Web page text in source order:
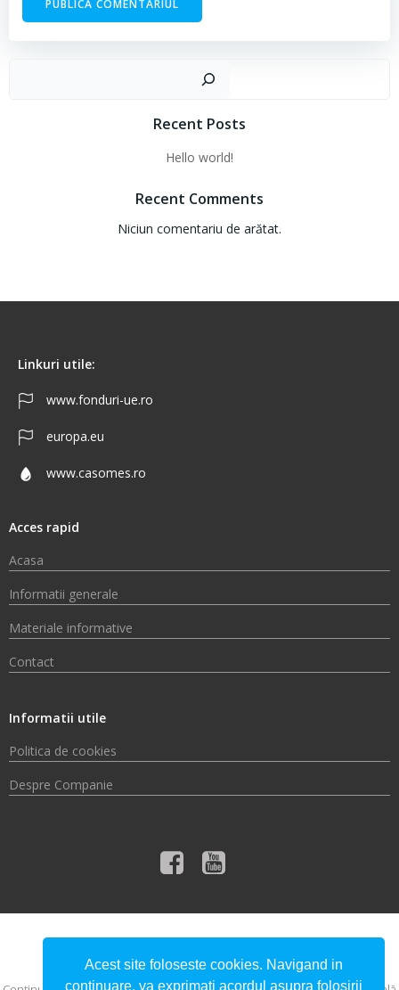
Recent Posts
Hello world!
Recent Comments
Niciun comentariu de arătat.
Linkuri utile:
www.fonduri-ue.ro
europa.eu
www.casomes.ro
Acces rapid
Acasa
Informatii generale
Materiale informative
Contact
Informatii utile
Politica de cookies
Despre Companie
© 2026 Compania de Apă Someș S.A.
Acest site foloseste cookies. Navigand in
continuare, va exprimati acordul asupra folosirii